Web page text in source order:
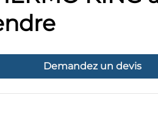
Demandez un devis